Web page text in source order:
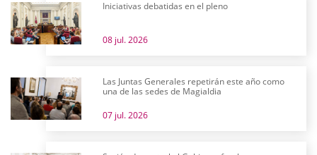
Iniciativas debatidas en el pleno
08 jul. 2026
Las Juntas Generales repetirán este año como
una de las sedes de Magialdia
07 jul. 2026